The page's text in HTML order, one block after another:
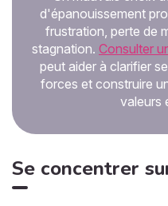
d'épanouissement
frustration, perte de
stagnation. Consulter
peut aider à clarifier
forces et construire
valeurs
Se concentrer